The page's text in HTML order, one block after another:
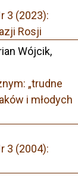
3 (2023):
Rosji
Wójcik,
„trudne
i młodych
3 (2004):